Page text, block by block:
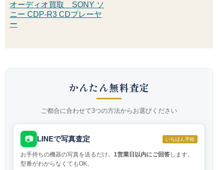
オーディオ買取 SONY ソ
ニー CDP-R3 CDプレーヤ
ー
かんたん無料査定
ご都合に合わせて3つの方法からお選びください
📷 LINEで写真査定 いちばん手軽
お手持ちの機器の写真を送るだけ。 1営業日以内にご回答します。
型番がわからなくてもOK。